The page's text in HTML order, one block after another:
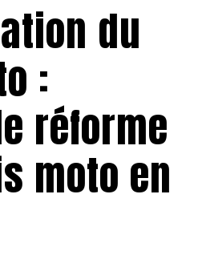
du
:
réforme
moto en